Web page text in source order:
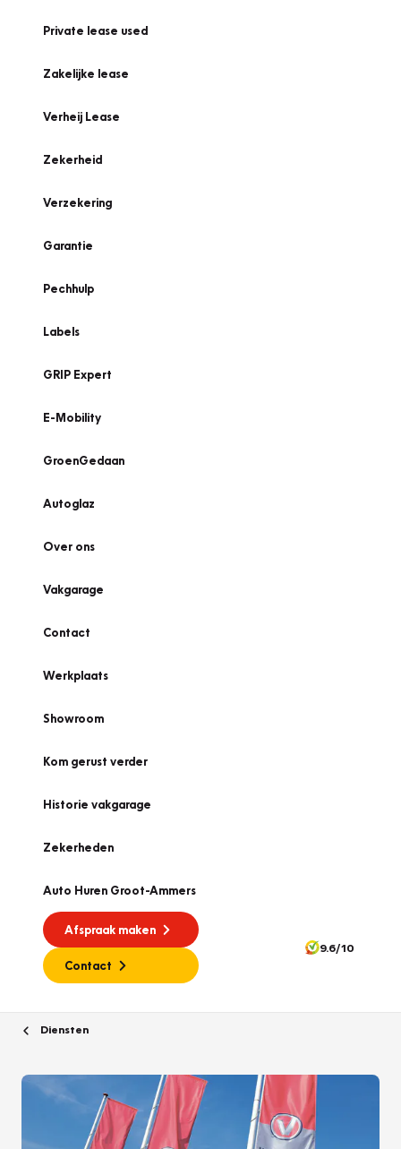
Private lease used
Zakelijke lease
Verheij Lease
Zekerheid
Verzekering
Garantie
Pechhulp
Labels
GRIP Expert
E-Mobility
GroenGedaan
Autoglaz
Over ons
Vakgarage
Contact
Werkplaats
Showroom
Kom gerust verder
Historie vakgarage
Zekerheden
Auto Huren Groot-Ammers
Afspraak maken
Contact
9.6/10
Diensten